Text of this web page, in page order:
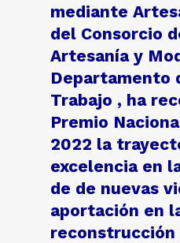
mediante
del Consorcio
Artesanía y
Departamento
Trabajo , ha
Premio
2022 la
excelencia en
de de nuevas
aportación en
reconstrucción